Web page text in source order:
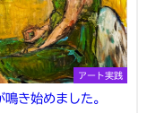
アート実践
鳴き始めました。